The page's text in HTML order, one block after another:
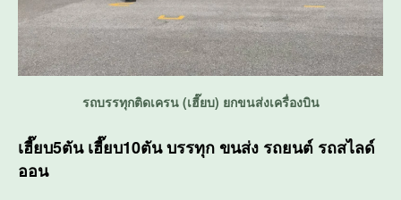
รถบรรทุกติดเครน (เฮี๊ยบ) ยกขนส่งเครื่องบิน
เฮี๊ยบ5ตัน เฮี๊ยบ10ตัน บรรทุก ขนส่ง รถยนต์ รถสไลด์
ออน